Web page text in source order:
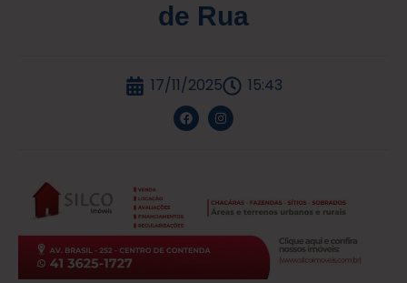
de Rua
17/11/2025 15:43